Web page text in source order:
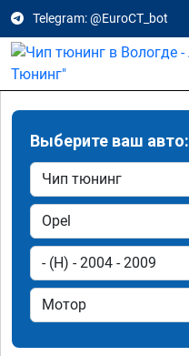
Telegram: @EuroCT_bot
Выберите ваш авто: